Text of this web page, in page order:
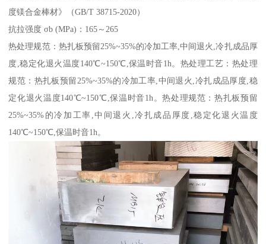
度镁合金棒材》（GB/T 38715-2020）
抗拉强度 σb (MPa)：165～265
热处理规范：热扎板预留25%~35%的冷加工率,中间退火,冷扎成品厚
度,稳定化退火温度140℃~150℃,保温时音1h。热处理工艺：热处理
规范：热扎板预留25%~35%的冷加工率,中间退火,冷扎成品厚度,稳
定化退火温度140℃~150℃,保温时音1h。热处理规范：热扎板预留
25%~35%的冷加工率,中间退火,冷扎成品厚度,稳定化退火温度
140℃~150℃,保温时音1h。